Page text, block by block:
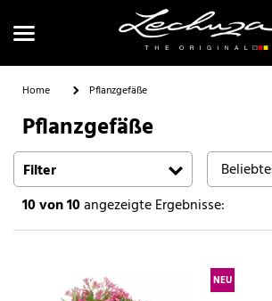
Suchen
Home Pflanzgefäße
Pflanzgefäße
Filter
10von 10angezeigte Ergebnisse:
NEU